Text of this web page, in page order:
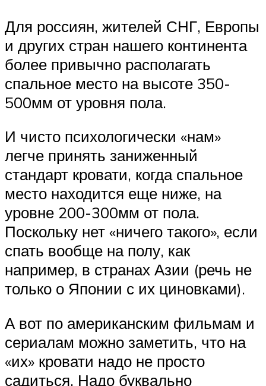
Для россиян, жителей СНГ, Европы
и других стран нашего континента
более привычно располагать
спальное место на высоте 350-
500мм от уровня пола.
И чисто психологически «нам»
легче принять заниженный
стандарт кровати, когда спальное
место находится еще ниже, на
уровне 200-300мм от пола.
Поскольку нет «ничего такого», если
спать вообще на полу, как
например, в странах Азии (речь не
только о Японии с их циновками).
А вот по американским фильмам и
сериалам можно заметить, что на
«их» кровати надо не просто
садиться. Надо буквально